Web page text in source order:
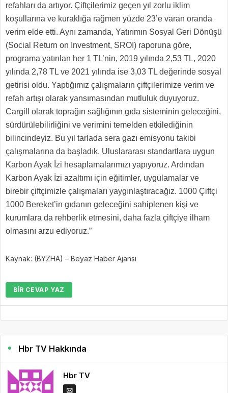
refahları da artıyor. Çiftçilerimiz geçen yıl zorlu iklim
koşullarına ve kuraklığa rağmen yüzde 23’e varan oranda
verim elde etti. Aynı zamanda, Yatırımın Sosyal Geri Dönüşü
(Social Return on Investment, SROI) raporuna göre,
programa yatırılan her 1 TL’nin, 2019 yılında 2,53 TL, 2020
yılında 2,78 TL ve 2021 yılında ise 3,03 TL değerinde sosyal
getirisi oldu. Yaptığımız çalışmaların çiftçilerimize verim ve
refah artışı olarak yansımasından mutluluk duyuyoruz.
Cargill olarak toprağın sağlığının gıda sisteminin geleceğini,
sürdürülebilirliğini ve verimini temelden etkilediğinin
bilincindeyiz. Bu yıl tarlada sera gazı emisyonu takibi
çalışmalarına da başladık. Uluslararası standartlara uygun
Karbon Ayak İzi hesaplamalarımızı yapıyoruz. Ardından
Karbon Ayak İzi azaltımı için eğitimler, uygulamalar ve
birebir çiftçimizle çalışmaları yaygınlaştıracağız. 1000 Çiftçi
1000 Bereket’in gıdanın geleceğini sahiplenen kişi ve
kurumlara da rehberlik etmesini, daha fazla çiftçiye ilham
olmasını arzu ediyoruz.”
Kaynak: (BYZHA) – Beyaz Haber Ajansı
BIR CEVAP YAZ
Hbr TV Hakkında
Hbr TV